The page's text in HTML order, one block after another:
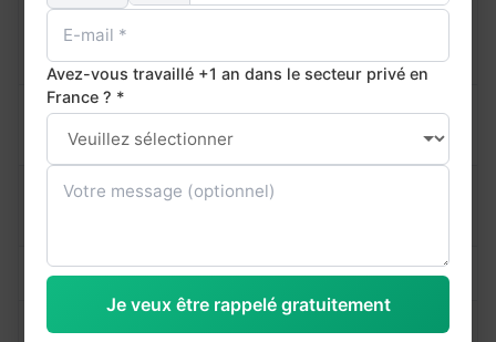
DNS
Système de
domaine
DNS resolution
Use an
Ethernet cable
Bande passante
Port Port Open port 443
Route traffic
Avez-vous travaillé +1 an dans le secteur privé en
France ? *
Je veux être rappelé gratuitement